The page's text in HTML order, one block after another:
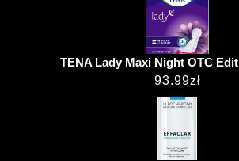
TENA Lady Maxi Night OTC
93.99zł